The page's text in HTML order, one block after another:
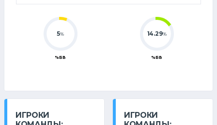
5%
%БВ
14.29%
%БВ
ИГРОКИ
ИГРОКИ